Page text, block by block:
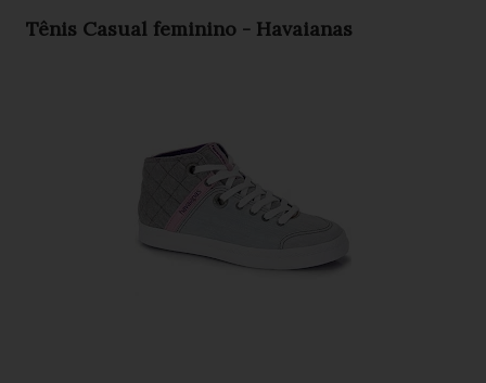
Tênis Casual feminino - Havaianas